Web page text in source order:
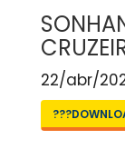
22/abr/